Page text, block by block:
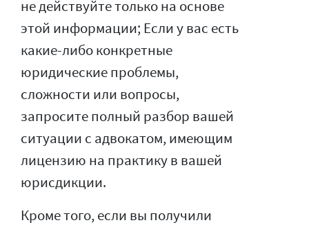
не действуйте только на основе
этой информации; Если у вас есть
какие-либо конкретные
юридические проблемы,
сложности или вопросы,
запросите полный разбор вашей
ситуации с адвокатом, имеющим
лицензию на практику в вашей
юрисдикции.
Кроме того, если вы получили